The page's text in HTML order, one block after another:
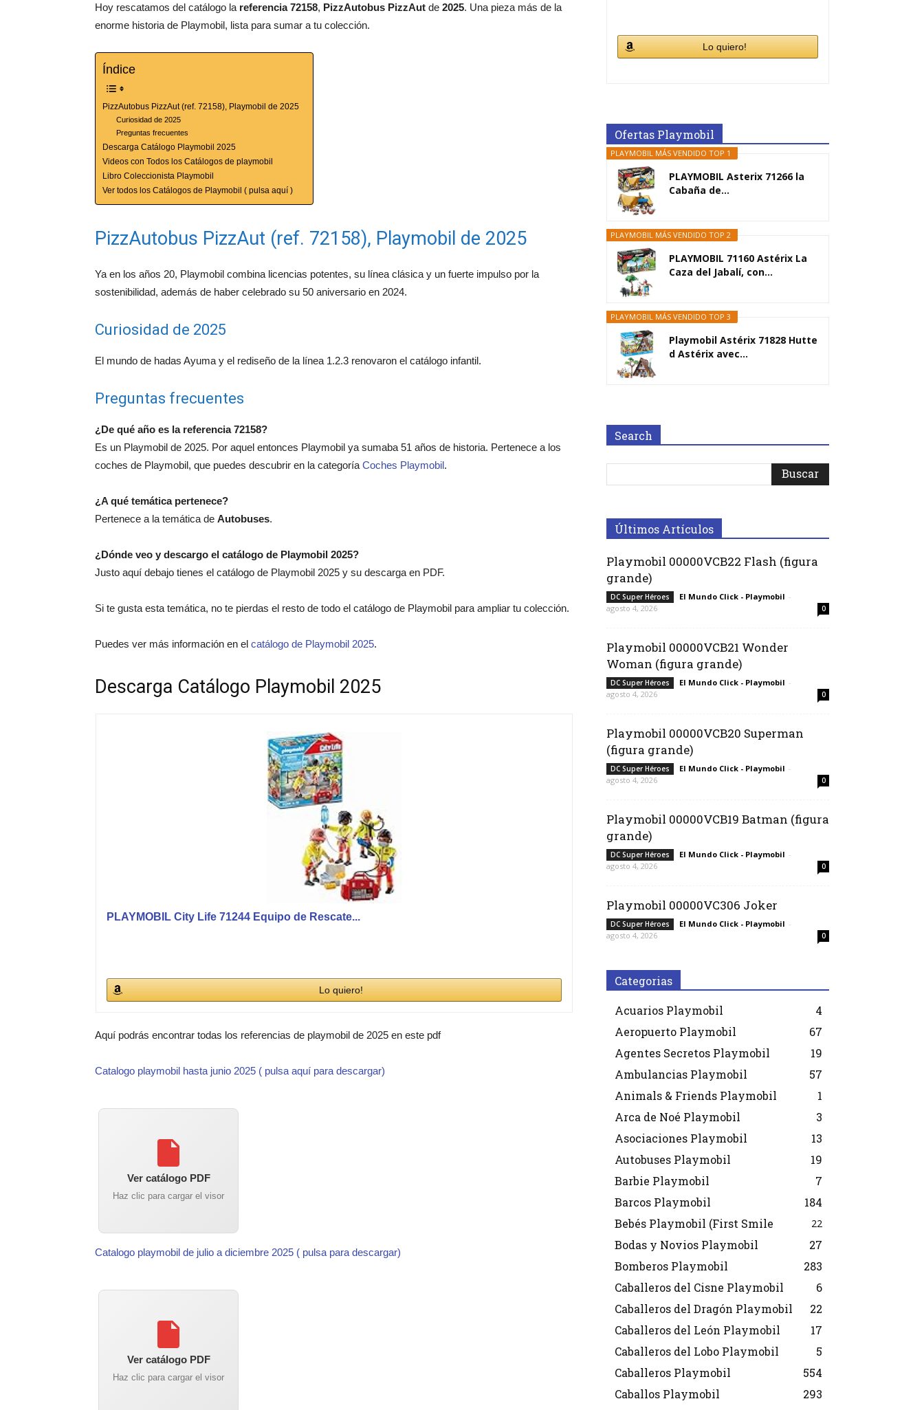
Hoy rescatamos del catálogo la referencia 72158, PizzAutobus PizzAut de 2025. Una pieza más de la
enorme historia de Playmobil, lista para sumar a tu colección.
Índice
PizzAutobus PizzAut (ref. 72158), Playmobil de 2025
Curiosidad de 2025
Preguntas frecuentes
Descarga Catálogo Playmobil 2025
Videos con Todos los Catálogos de playmobil
Libro Coleccionista Playmobil
Ver todos los Catálogos de Playmobil ( pulsa aquí )
PizzAutobus PizzAut (ref. 72158), Playmobil de 2025
Ya en los años 20, Playmobil combina licencias potentes, su línea clásica y un fuerte impulso por la
sostenibilidad, además de haber celebrado su 50 aniversario en 2024.
Curiosidad de 2025
El mundo de hadas Ayuma y el rediseño de la línea 1.2.3 renovaron el catálogo infantil.
Preguntas frecuentes
¿De qué año es la referencia 72158?
Es un Playmobil de 2025. Por aquel entonces Playmobil ya sumaba 51 años de historia. Pertenece a los
coches de Playmobil, que puedes descubrir en la categoría Coches Playmobil.
¿A qué temática pertenece?
Pertenece a la temática de Autobuses.
¿Dónde veo y descargo el catálogo de Playmobil 2025?
Justo aquí debajo tienes el catálogo de Playmobil 2025 y su descarga en PDF.
Si te gusta esta temática, no te pierdas el resto de todo el catálogo de Playmobil para ampliar tu colección.
Puedes ver más información en el catálogo de Playmobil 2025.
Descarga Catálogo Playmobil 2025
PLAYMOBIL City Life 71244 Equipo de Rescate...
Lo quiero!
Aquí podrás encontrar todas los referencias de playmobil de 2025 en este pdf
Catalogo playmobil hasta junio 2025 ( pulsa aquí para descargar)
Ver catálogo PDF
Haz clic para cargar el visor
Catalogo playmobil de julio a diciembre 2025 ( pulsa para descargar)
Ver catálogo PDF
Haz clic para cargar el visor
Lo quiero!
Ofertas Playmobil
PLAYMOBIL MÁS VENDIDO TOP 1
PLAYMOBIL Asterix 71266 la
Cabaña de...
PLAYMOBIL MÁS VENDIDO TOP 2
PLAYMOBIL 71160 Astérix La
Caza del Jabalí, con...
PLAYMOBIL MÁS VENDIDO TOP 3
Playmobil Astérix 71828 Hutte
d Astérix avec...
Search
Últimos Artículos
Playmobil 00000VCB22 Flash (figura
grande)
DC Super Héroes El Mundo Click - Playmobil -
agosto 4, 2026
0
Playmobil 00000VCB21 Wonder
Woman (figura grande)
DC Super Héroes El Mundo Click - Playmobil -
agosto 4, 2026
0
Playmobil 00000VCB20 Superman
(figura grande)
DC Super Héroes El Mundo Click - Playmobil -
agosto 4, 2026
0
Playmobil 00000VCB19 Batman (figura
grande)
DC Super Héroes El Mundo Click - Playmobil -
agosto 4, 2026
0
Playmobil 00000VC306 Joker
DC Super Héroes El Mundo Click - Playmobil -
agosto 4, 2026
0
Categorias
Acuarios Playmobil
4
Aeropuerto Playmobil
67
Agentes Secretos Playmobil
19
Ambulancias Playmobil
57
Animals & Friends Playmobil
1
Arca de Noé Playmobil
3
Asociaciones Playmobil
13
Autobuses Playmobil
19
Barbie Playmobil
7
Barcos Playmobil
184
Bebés Playmobil (First Smile
22
Bodas y Novios Playmobil
27
Bomberos Playmobil
283
Caballeros del Cisne Playmobil
6
Caballeros del Dragón Playmobil
22
Caballeros del León Playmobil
17
Caballeros del Lobo Playmobil
5
Caballeros Playmobil
554
Caballos Playmobil
293